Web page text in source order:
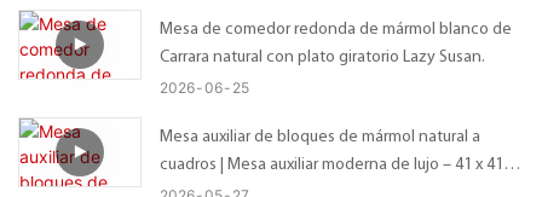
Mesa de comedor redonda de mármol blanco de
Carrara natural con plato giratorio Lazy Susan.
2026 06 25
Mesa auxiliar de bloques de mármol natural a
cuadros | Mesa auxiliar moderna de lujo – 41 x 41 x
56 cm